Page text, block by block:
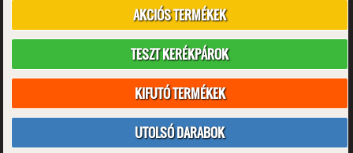
AKCIÓS TERMÉKEK
TESZT KERÉKPÁROK
KIFUTÓ TERMÉKEK
UTOLSÓ DARABOK